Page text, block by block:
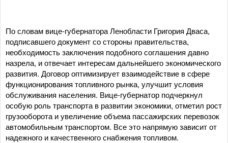
По словам вице-губернатора Ленобласти Григория Дваса,
подписавшего документ со стороны правительства,
необходимость заключения подобного соглашения давно
назрела, и отвечает интересам дальнейшего экономического
развития. Договор оптимизирует взаимодействие в сфере
функционирования топливного рынка, улучшит условия
обслуживания населения. Вице-губернатор подчеркнул
особую роль транспорта в развитии экономики, отметил рост
грузооборота и увеличение объема пассажирских перевозок
автомобильным транспортом. Все это напрямую зависит от
надежного и качественного снабжения топливом.